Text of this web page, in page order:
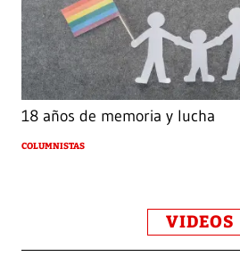
18 años de memoria y lucha
COLUMNISTAS
VIDEOS